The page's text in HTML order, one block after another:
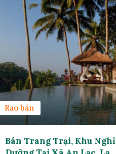
Rao bán
Bán Trang Trại, Khu Nghỉ